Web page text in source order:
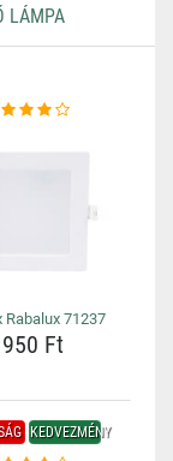
LÁMPA
Rabalux 71237
Ft
KEDVEZMÉNY